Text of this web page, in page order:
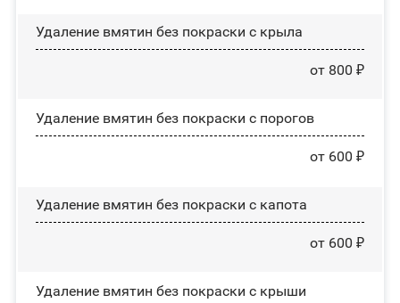
Удаление вмятин без покраски с крыла
от 800 ₽
Удаление вмятин без покраски с порогов
от 600 ₽
Удаление вмятин без покраски с капота
от 600 ₽
Удаление вмятин без покраски с крыши